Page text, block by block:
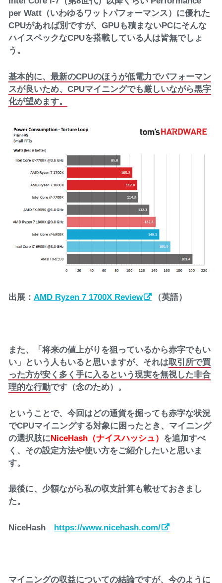
per Watt（いわゆるワットパフォーマンス）に優れた
CPUがあれば別ですが、GPUも積まないPCにそんな
ハイスペックなCPUを搭載している人は皆無でしょ
う。
基本的に、最新のCPUのほうが低電力でパフォーマン
スが良いため、CPUマイニングでも厳しいながら黒字
化が望めます。
出展：AMD Ryzen 7 1700X Review （英語）
また、「将来の値上がりを狙っているから赤字でもい
い」という人もいると思いますが、それは取引所で買
った方が安く多く手に入るという現実を無視した非合
理的な行動です（念のため）。
ということで、今回はどの通貨を掘っても赤字な状況
でCPUマイニングする対象に困ったとき、マイニング
の選択肢にNiceHash（ナイスハッシュ） を追加すべ
く、その設定方法や使い方をご紹介したいと思いま
す。
最後に、少額ながら私の収支計算も載せておきまし
た。
NiceHash https://www.nicehash.com/
マイニングの収益についての結論ですが、今のように